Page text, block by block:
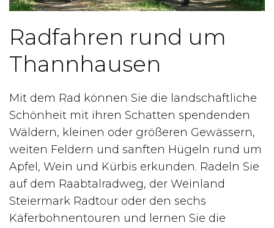
Radfahren rund um
Thannhausen
Mit dem Rad können Sie die landschaftliche
Schönheit mit ihren Schatten spendenden
Wäldern, kleinen oder größeren Gewässern,
weiten Feldern und sanften Hügeln rund um
Apfel, Wein und Kürbis erkunden. Radeln Sie
auf dem Raabtalradweg, der Weinland
Steiermark Radtour oder den sechs
Käferbohnentouren und lernen Sie die